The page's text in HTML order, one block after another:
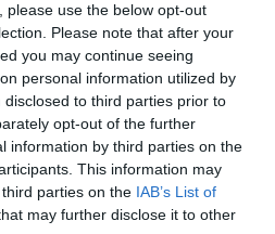
please use the below opt-out
Please note that after your
you may continue seeing
personal information utilized by
to third parties prior to
opt-out of the further
information by third parties on the
This information may
parties on the IAB’s List of
may further disclose it to other